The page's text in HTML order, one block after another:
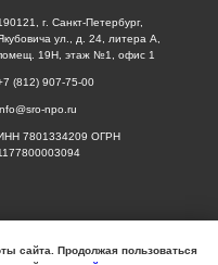
сайта. Продолжая пользоваться
г. Санкт-Петербург,
ул., д. 24, литера А,
19Н, этаж №1, офис 1
(812) 907-75-00
npo.ru
7801334209 ОГРН